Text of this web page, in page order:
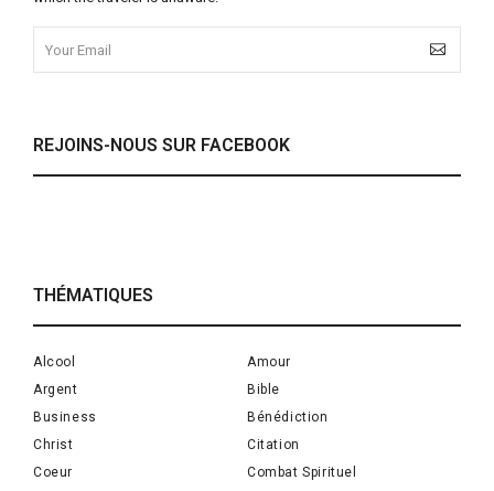
REJOINS-NOUS SUR FACEBOOK
THÉMATIQUES
Alcool
Amour
Argent
Bible
Business
Bénédiction
Christ
Citation
Coeur
Combat Spirituel